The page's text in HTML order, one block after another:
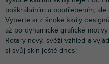
poškrábáním a opotřebením,
Vyberte si z široké škály
až po dynamické grafické
Rotary nový, svěží vzhled a
si svůj skin ještě dnes!